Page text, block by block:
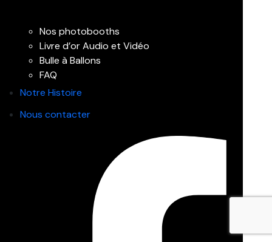
Nos photobooths
Livre d’or Audio et Vidéo
Bulle à Ballons
FAQ
Notre Histoire
Nous contacter